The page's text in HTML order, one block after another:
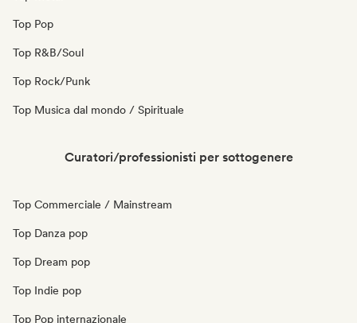
Top Pop
Top R&B/Soul
Top Rock/Punk
Top Musica dal mondo / Spirituale
Curatori/professionisti per sottogenere
Top Commerciale / Mainstream
Top Danza pop
Top Dream pop
Top Indie pop
Top Pop internazionale